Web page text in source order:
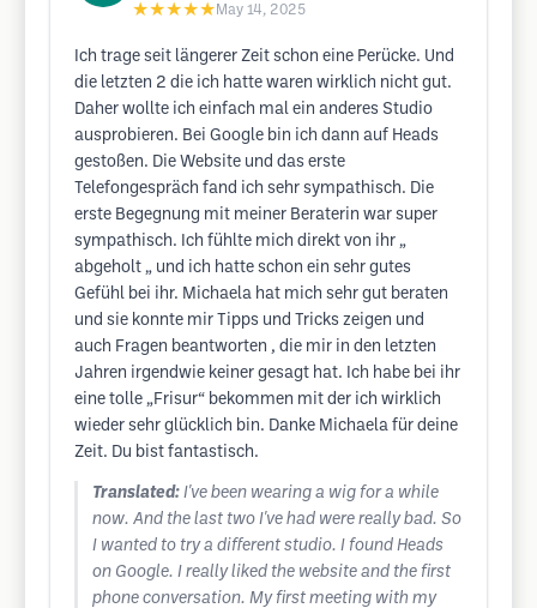
★★★★★ May 14, 2025
Ich trage seit längerer Zeit schon eine Perücke. Und
die letzten 2 die ich hatte waren wirklich nicht gut.
Daher wollte ich einfach mal ein anderes Studio
ausprobieren. Bei Google bin ich dann auf Heads
gestoßen. Die Website und das erste
Telefongespräch fand ich sehr sympathisch. Die
erste Begegnung mit meiner Beraterin war super
sympathisch. Ich fühlte mich direkt von ihr „
abgeholt „ und ich hatte schon ein sehr gutes
Gefühl bei ihr. Michaela hat mich sehr gut beraten
und sie konnte mir Tipps und Tricks zeigen und
auch Fragen beantworten , die mir in den letzten
Jahren irgendwie keiner gesagt hat. Ich habe bei ihr
eine tolle „Frisur“ bekommen mit der ich wirklich
wieder sehr glücklich bin. Danke Michaela für deine
Zeit. Du bist fantastisch.
Translated: I've been wearing a wig for a while
now. And the last two I've had were really bad. So
I wanted to try a different studio. I found Heads
on Google. I really liked the website and the first
phone conversation. My first meeting with my